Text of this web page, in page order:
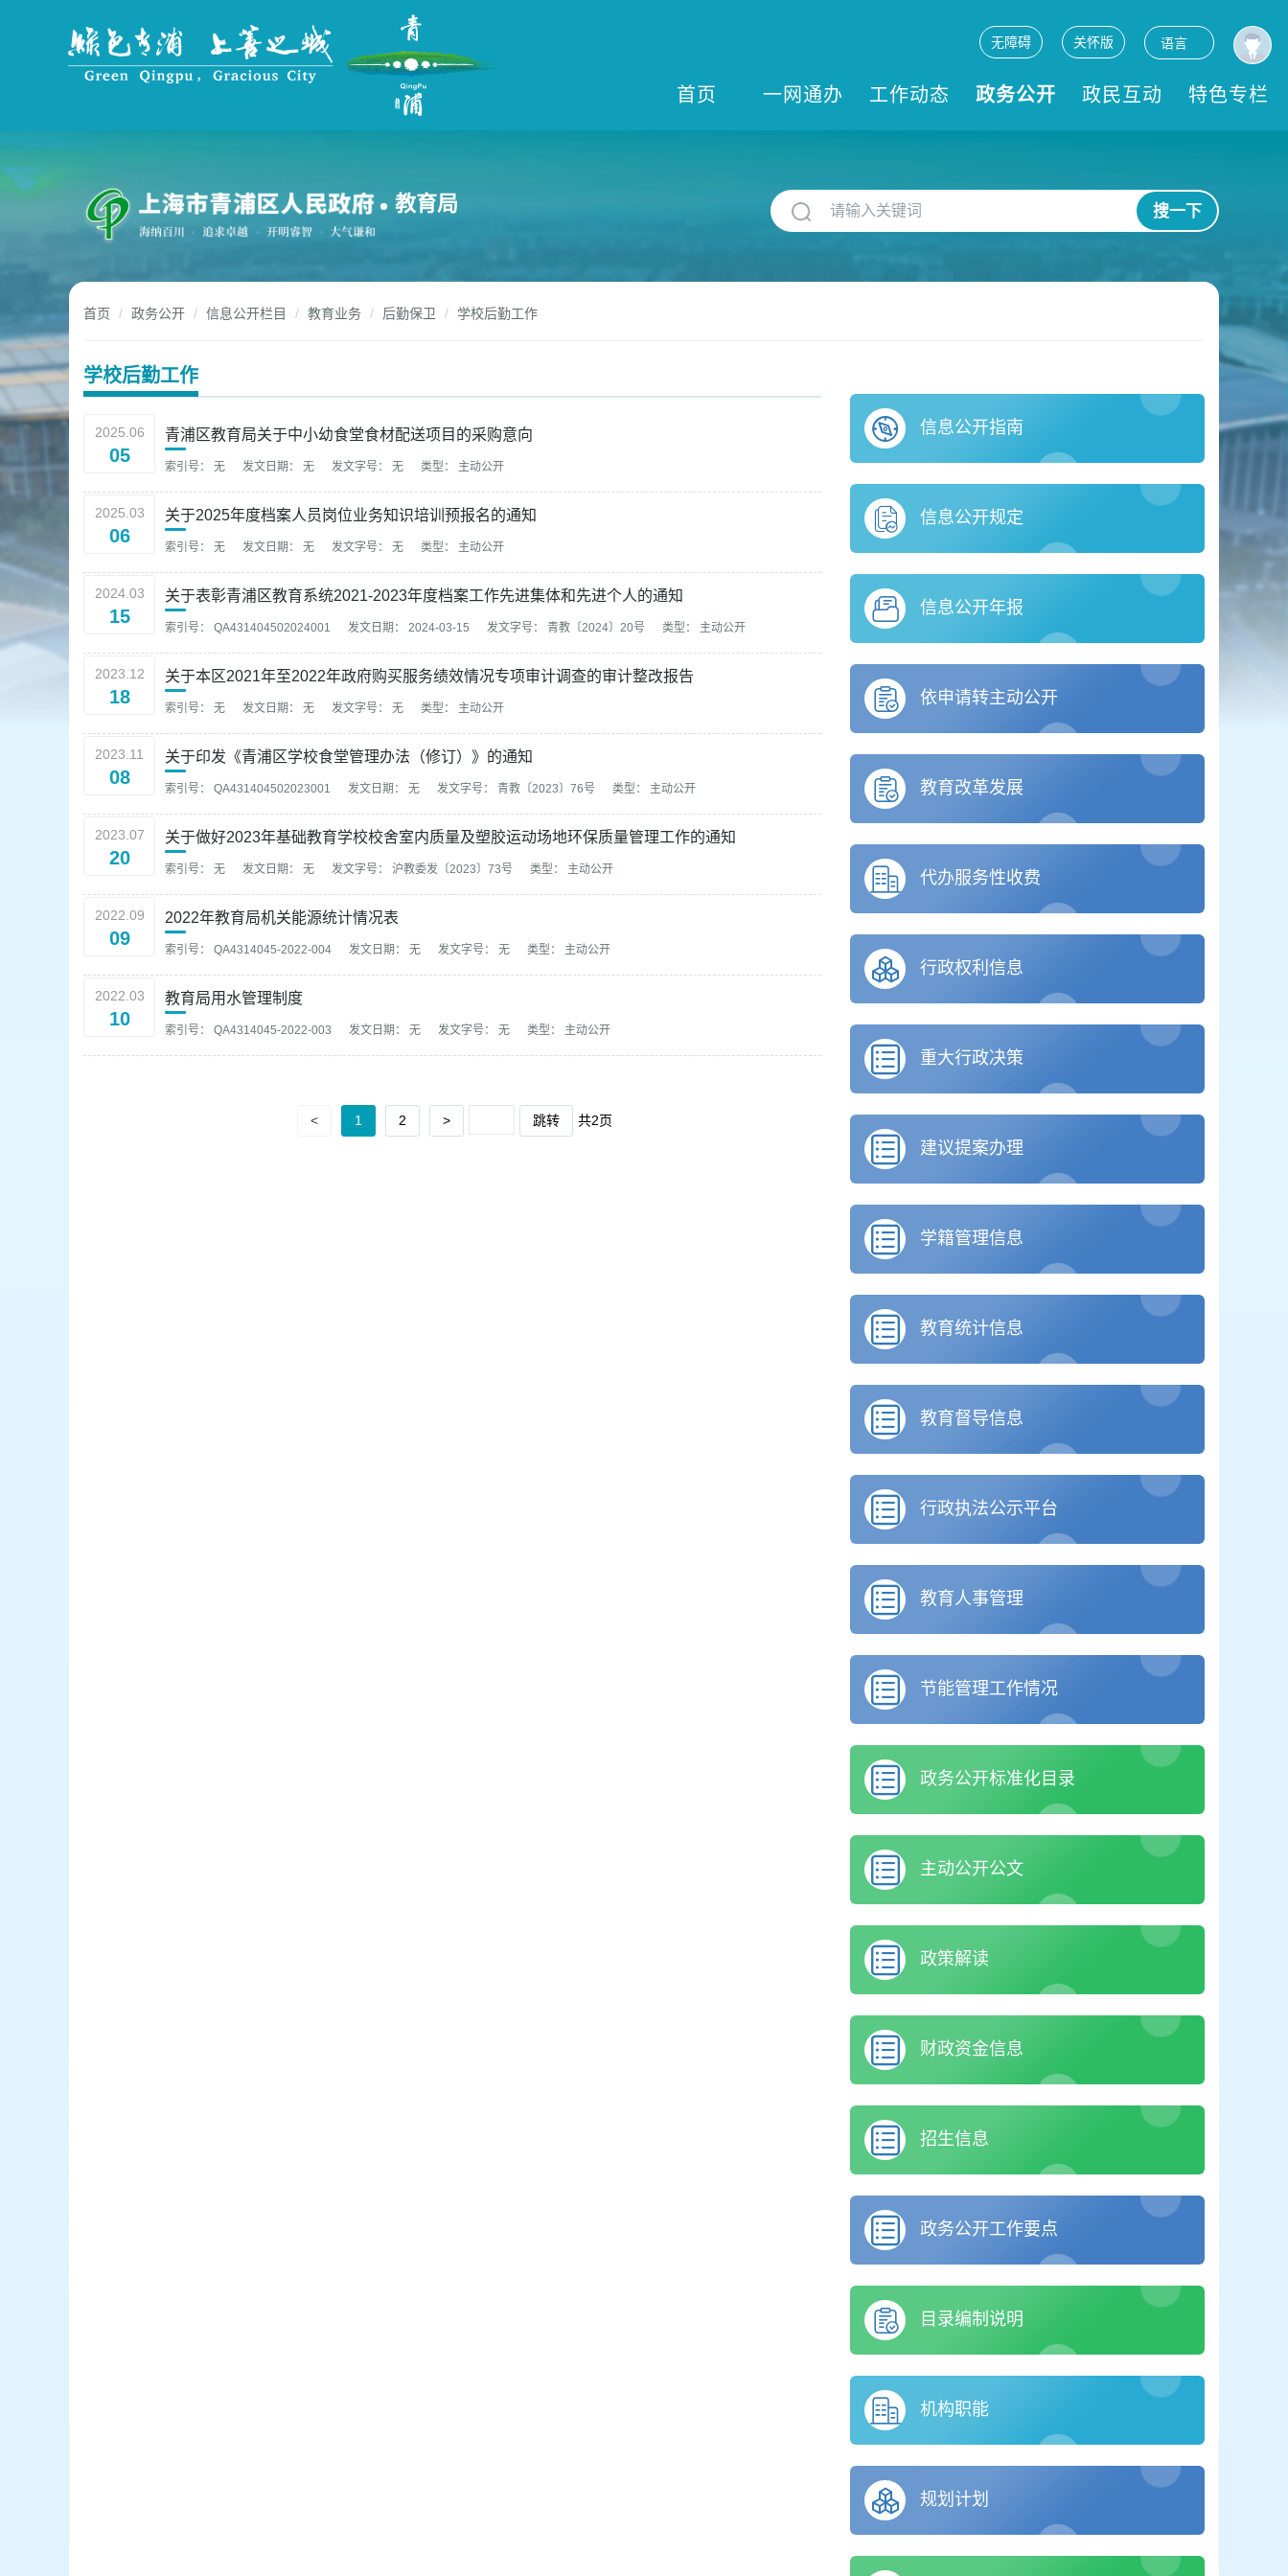
到
主
要
内
无障碍 关怀版 语言
首页 一网通办 工作动态 政务公开 政民互动 特色专栏
教育局 搜一下
首页 政务公开 信息公开栏目 教育业务 后勤保卫 学校后勤工作
学校后勤工作
2025.06
05
青浦区教育局关于中小幼食堂食材配送项目的采购意向
索引号： 无 发文日期： 无 发文字号： 无 类型： 主动公开
2025.03
06
关于2025年度档案人员岗位业务知识培训预报名的通知
索引号： 无 发文日期： 无 发文字号： 无 类型： 主动公开
2024.03
15
关于表彰青浦区教育系统2021-2023年度档案工作先进集体和先进个人的通知
索引号： QA431404502024001 发文日期： 2024-03-15 发文字号： 青教〔2024〕20号 类型： 主动公开
2023.12
18
关于本区2021年至2022年政府购买服务绩效情况专项审计调查的审计整改报告
索引号： 无 发文日期： 无 发文字号： 无 类型： 主动公开
2023.11
08
关于印发《青浦区学校食堂管理办法（修订）》的通知
索引号： QA431404502023001 发文日期： 无 发文字号： 青教〔2023〕76号 类型： 主动公开
2023.07
20
关于做好2023年基础教育学校校舍室内质量及塑胶运动场地环保质量管理工作的通知
索引号： 无 发文日期： 无 发文字号： 沪教委发〔2023〕73号 类型： 主动公开
2022.09
09
2022年教育局机关能源统计情况表
索引号： QA4314045-2022-004 发文日期： 无 发文字号： 无 类型： 主动公开
2022.03
10
教育局用水管理制度
索引号： QA4314045-2022-003 发文日期： 无 发文字号： 无 类型： 主动公开
< 1 2 > 跳转 共2页
信息公开指南
信息公开规定
信息公开年报
依申请转主动公开
教育改革发展
代办服务性收费
行政权利信息
重大行政决策
建议提案办理
学籍管理信息
教育统计信息
教育督导信息
行政执法公示平台
教育人事管理
节能管理工作情况
政务公开标准化目录
主动公开公文
政策解读
财政资金信息
招生信息
政务公开工作要点
目录编制说明
机构职能
规划计划